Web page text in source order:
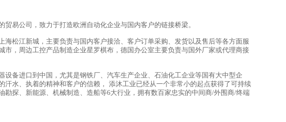
易公司，致力于打造欧洲自动化企业与国内客户的链接桥梁。
松江新城，主要负责与国内客户接洽、客户订单采购、发货以及售后等各方面服
，周边工控产品制造企业星罗棋布，德国办公室主要负责与国外厂家或代理商接
备进口到中国，尤其是钢铁厂、汽车生产企业、石油化工企业等国有大中型企
水、执着的精神和客户的信赖， 添沐工业已经从一个非常小的起点获得了可持续
勘探、新能源、机械制造、造船等6大行业，拥有数百家忠实的中间商/外围商/终端